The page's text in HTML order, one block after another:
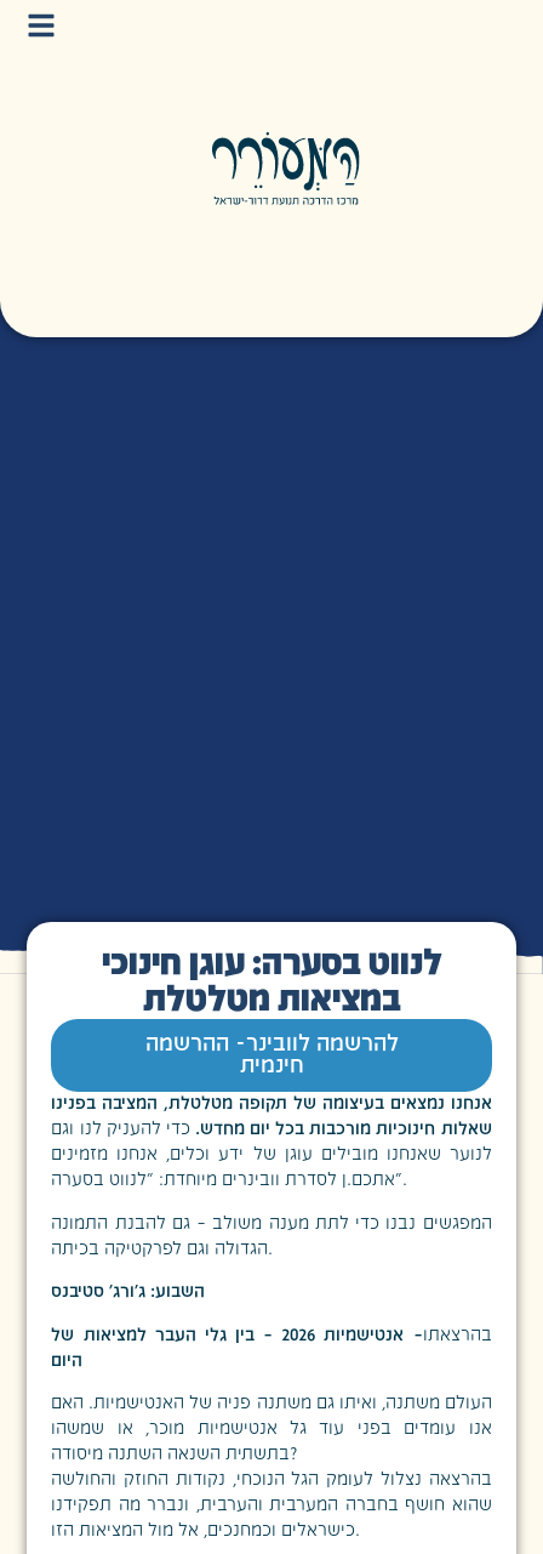
לנווט בסערה: עוגן חינוכי
במציאות מטלטלת
להרשמה לוובינר- ההרשמה
חינמית
אנחנו נמצאים בעיצומה של תקופה מטלטלת, המציבה בפנינו
שאלות חינוכיות מורכבות בכל יום מחדש. כדי להעניק לנו וגם
לנוער שאנחנו מובילים עוגן של ידע וכלים, אנחנו מזמינים
אתכם.ן לסדרת וובינרים מיוחדת: "לנווט בסערה".
המפגשים נבנו כדי לתת מענה משולב – גם להבנת התמונה
הגדולה וגם לפרקטיקה בכיתה.
השבוע: ג'ורג' סטיבנס
בהרצאתו–
אנטישמיות 2026 – בין גלי העבר למציאות של
היום
העולם משתנה, ואיתו גם משתנה פניה של האנטישמיות. האם
אנו עומדים בפני עוד גל אנטישמיות מוכר, או שמשהו
בתשתית השנאה השתנה מיסודה?
בהרצאה נצלול לעומק הגל הנוכחי, נקודות החוזק והחולשה
שהוא חושף בחברה המערבית והערבית, ונברר מה תפקידנו
כישראלים וכמחנכים, אל מול המציאות הזו.